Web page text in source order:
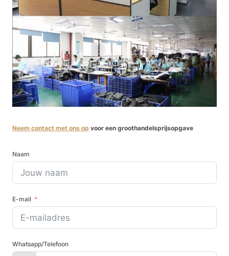
Neem contact met ons op voor een groothandelsprijsopgave
Naam
E-mail
Whatsapp/Telefoon